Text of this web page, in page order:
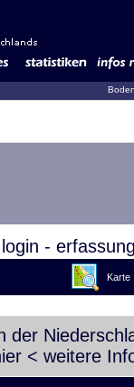
login -
Karte
der
< weitere